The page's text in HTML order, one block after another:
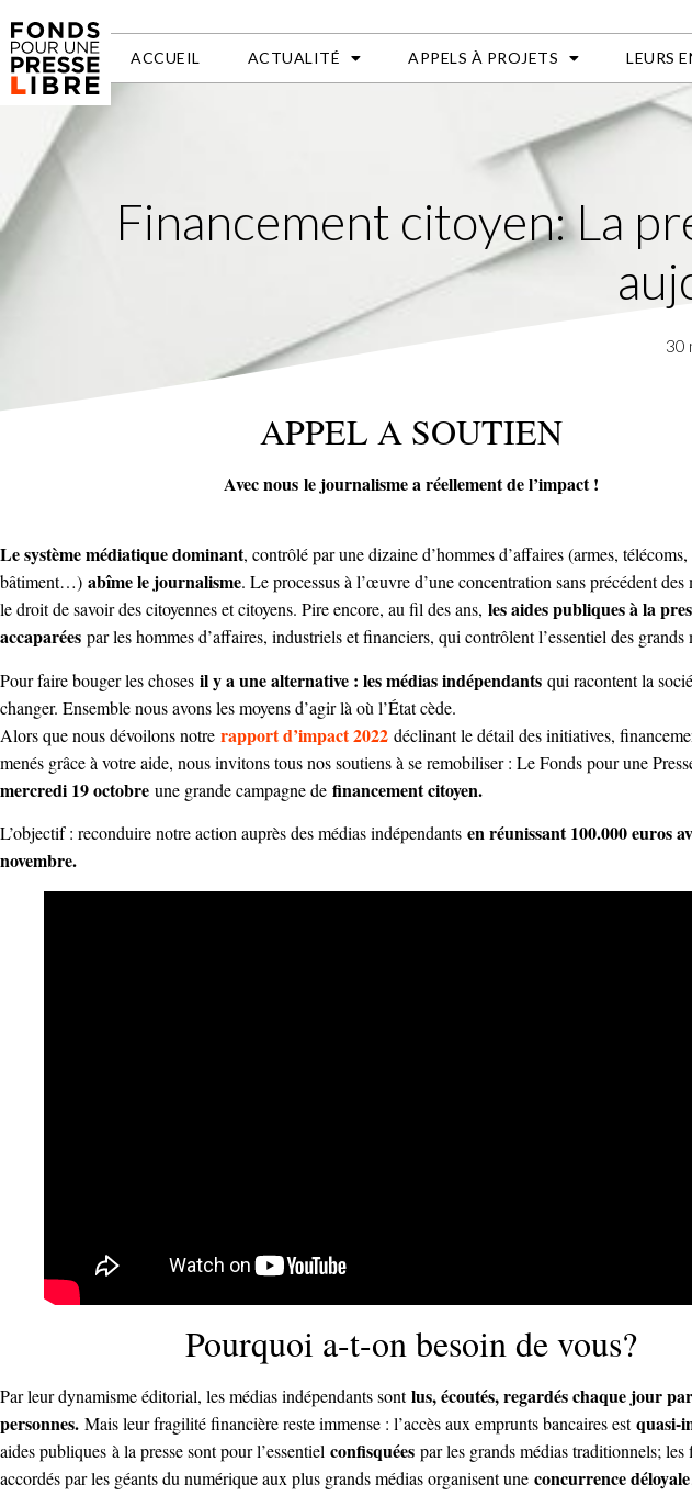
ACCUEIL ACTUALITÉ APPELS À PROJETS LEURS
Financement citoyen: La
30
APPEL A SOUTIEN
Avec nous le journalisme a réellement de l’impact !
Le système médiatique dominant, contrôlé par une dizaine d’hommes d’affaires (armes, télécoms,
bâtiment…) abîme le journalisme. Le processus à l’œuvre d’une concentration sans précédent des
le droit de savoir des citoyennes et citoyens. Pire encore, au fil des ans, les aides publiques à la
accaparées par les hommes d’affaires, industriels et financiers, qui contrôlent l’essentiel des grands
Pour faire bouger les choses il y a une alternative : les médias indépendants qui racontent la
changer. Ensemble nous avons les moyens d’agir là où l’État cède.
Alors que nous dévoilons notre rapport d’impact 2022 déclinant le détail des initiatives,
menés grâce à votre aide, nous invitons tous nos soutiens à se remobiliser : Le Fonds pour une
mercredi 19 octobre une grande campagne de financement citoyen.
L’objectif : reconduire notre action auprès des médias indépendants en réunissant 100.000 euros
novembre.
Pourquoi a-t-on besoin de vous?
Par leur dynamisme éditorial, les médias indépendants sontlus, écoutés, regardés chaque jour
personnes. Mais leur fragilité financière reste immense : l’accès aux emprunts bancaires estquasi-
aides publiques à la presse sont pour l’essentiel confisquées par les grands médias traditionnels; les
accordés par les géants du numérique aux plus grands médias organisent une concurrence déloyale